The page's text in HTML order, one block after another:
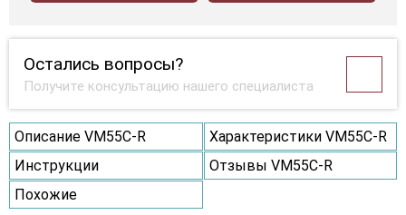
Остались вопросы?
Получите консультацию нашего специалиста
Описание VM55C-R
Характеристики VM55C-R
Инструкции
Отзывы VM55C-R
Похожие